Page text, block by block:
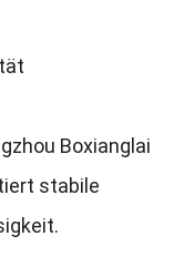
Boxianglai
stabile
.